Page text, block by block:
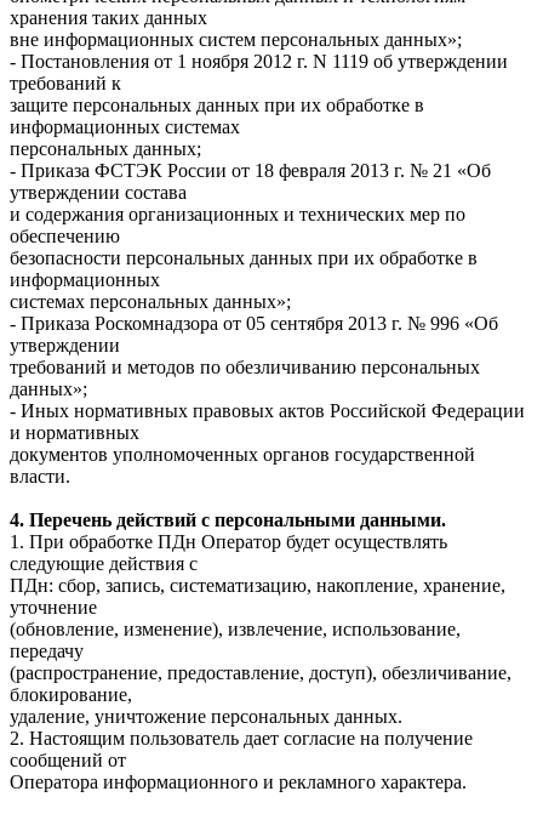
хранения таких данных
вне информационных систем персональных данных»;
- Постановления от 1 ноября 2012 г. N 1119 об утверждении
требований к
защите персональных данных при их обработке в
информационных системах
персональных данных;
- Приказа ФСТЭК России от 18 февраля 2013 г. № 21 «Об
утверждении состава
и содержания организационных и технических мер по
обеспечению
безопасности персональных данных при их обработке в
информационных
системах персональных данных»;
- Приказа Роскомнадзора от 05 сентября 2013 г. № 996 «Об
утверждении
требований и методов по обезличиванию персональных
данных»;
- Иных нормативных правовых актов Российской Федерации
и нормативных
документов уполномоченных органов государственной
власти.
4. Перечень действий с персональными данными.
1. При обработке ПДн Оператор будет осуществлять
следующие действия с
ПДн: сбор, запись, систематизацию, накопление, хранение,
уточнение
(обновление, изменение), извлечение, использование,
передачу
(распространение, предоставление, доступ), обезличивание,
блокирование,
удаление, уничтожение персональных данных.
2. Настоящим пользователь дает согласие на получение
сообщений от
Оператора информационного и рекламного характера.